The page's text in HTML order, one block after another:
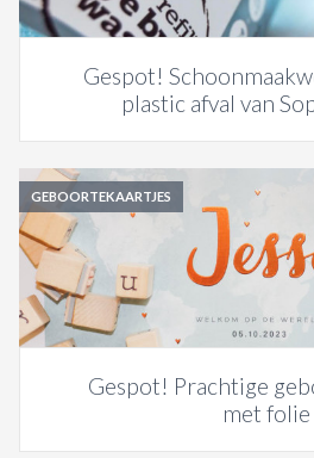
Gespot!
plastic afval van
GEBOORTEKAARTJES
Gespot! Prachtige
met folie